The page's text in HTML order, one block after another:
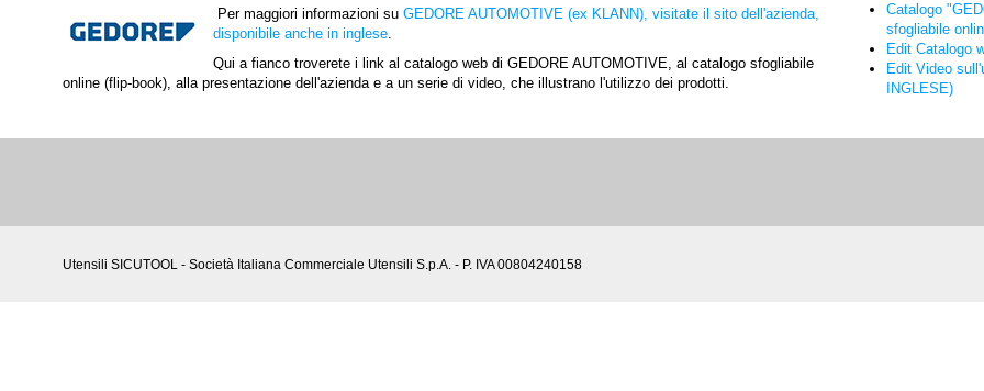
Per maggiori informazioni su GEDORE AUTOMOTIVE (ex KLANN), visitate il sito dell'azienda,
disponibile anche in inglese.
Qui a fianco troverete i link al catalogo web di GEDORE AUTOMOTIVE, al catalogo sfogliabile
online (flip-book), alla presentazione dell'azienda e a un serie di video, che illustrano l'utilizzo dei prodotti.
Catalogo
sfogliabile
Edit Catalogo
Edit Video
INGLESE)
Utensili SICUTOOL - Società Italiana Commerciale Utensili S.p.A. - P. IVA 00804240158